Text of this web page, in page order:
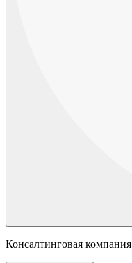
Консалтинговая компания